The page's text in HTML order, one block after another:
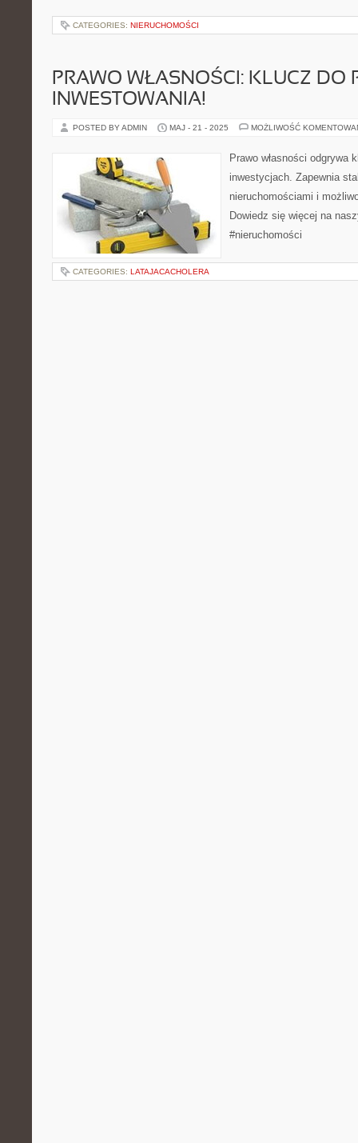
CATEGORIES: NIERUCHOMOŚCI
PRAWO WŁASNOŚCI: KLUCZ DO
INWESTOWANIA!
POSTED BY ADMIN MAJ - 21 - 2025 MOŻLIWOŚĆ
Prawo własności odgrywa
inwestycjach. Zapewnia
nieruchomościami i
Dowiedz się więcej na
#nieruchomości
CATEGORIES: LATAJACACHOLERA